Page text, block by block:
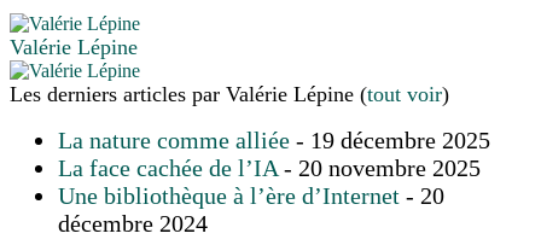
Valérie Lépine
Les derniers articles par Valérie Lépine (tout voir)
La nature comme alliée - 19 décembre 2025
La face cachée de l’IA - 20 novembre 2025
Une bibliothèque à l’ère d’Internet - 20
décembre 2024